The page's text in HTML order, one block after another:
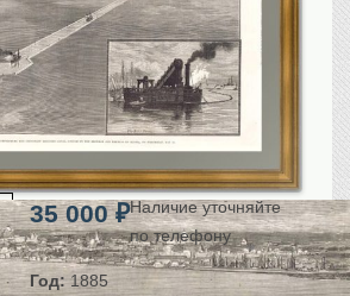
карты
35 000₽Наличие уточняйте
по телефону
Год:1885